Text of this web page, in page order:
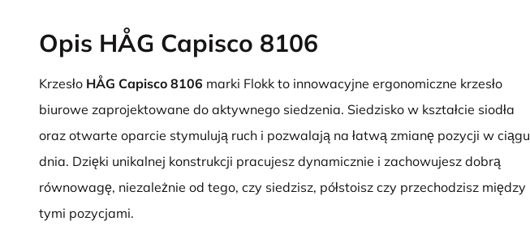
Opis HÅG Capisco 8106
Krzesło HÅG Capisco 8106 marki Flokk to innowacyjne ergonomiczne krzesło
biurowe zaprojektowane do aktywnego siedzenia. Siedzisko w kształcie siodła
oraz otwarte oparcie stymulują ruch i pozwalają na łatwą zmianę pozycji w ciągu
dnia. Dzięki unikalnej konstrukcji pracujesz dynamicznie i zachowujesz dobrą
równowagę, niezależnie od tego, czy siedzisz, półstoisz czy przechodzisz między
tymi pozycjami.